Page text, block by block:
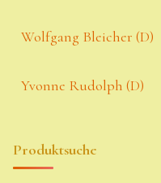
Wolfgang Bleicher (D)
Yvonne Rudolph (D)
Produktsuche